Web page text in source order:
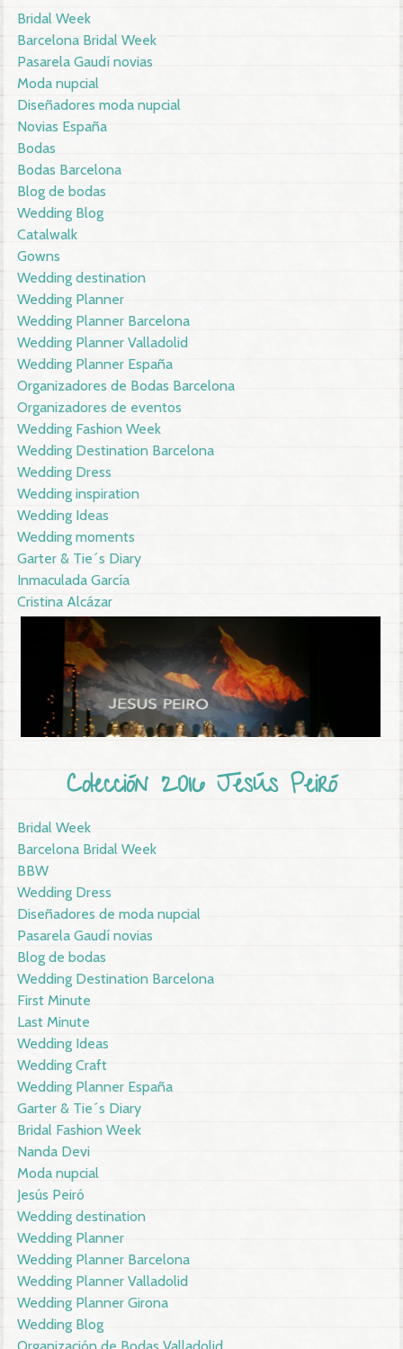
Bridal Week
Barcelona Bridal Week
Pasarela Gaudí novias
Moda nupcial
Diseñadores moda nupcial
Novias España
Bodas
Bodas Barcelona
Blog de bodas
Wedding Blog
Catalwalk
Gowns
Wedding destination
Wedding Planner
Wedding Planner Barcelona
Wedding Planner Valladolid
Wedding Planner España
Organizadores de Bodas Barcelona
Organizadores de eventos
Wedding Fashion Week
Wedding Destination Barcelona
Wedding Dress
Wedding inspiration
Wedding Ideas
Wedding moments
Garter & Tie´s Diary
Inmaculada García
Cristina Alcázar
Colección 2016 Jesús Peiró
Bridal Week
Barcelona Bridal Week
BBW
Wedding Dress
Diseñadores de moda nupcial
Pasarela Gaudí novias
Blog de bodas
Wedding Destination Barcelona
First Minute
Last Minute
Wedding Ideas
Wedding Craft
Wedding Planner España
Garter & Tie´s Diary
Bridal Fashion Week
Nanda Devi
Moda nupcial
Jesús Peiró
Wedding destination
Wedding Planner
Wedding Planner Barcelona
Wedding Planner Valladolid
Wedding Planner Girona
Wedding Blog
Organización de Bodas Valladolid